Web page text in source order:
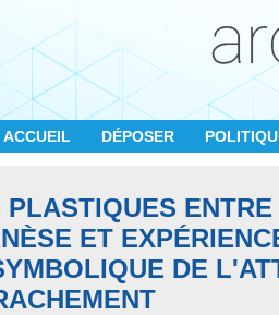
ACCUEIL DÉPOSER
ENTRE
ET
DE